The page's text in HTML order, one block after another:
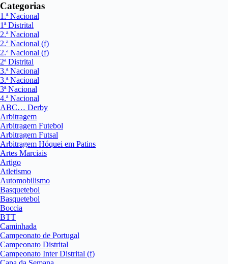
Categorias
1.ª Nacional
1ª Distrital
2.ª Nacional
2.ª Nacional (f)
2.ª Nacional (f)
2ª Distrital
3.ª Nacional
3.ª Nacional
3ª Nacional
4.ª Nacional
ABC… Derby
Arbitragem
Arbitragem Futebol
Arbitragem Futsal
Arbitragem Hóquei em Patins
Artes Marciais
Artigo
Atletismo
Automobilismo
Basquetebol
Basquetebol
Boccia
BTT
Caminhada
Campeonato de Portugal
Campeonato Distrital
Campeonato Inter Distrital (f)